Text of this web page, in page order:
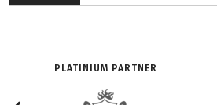
PLATINIUM PARTNER